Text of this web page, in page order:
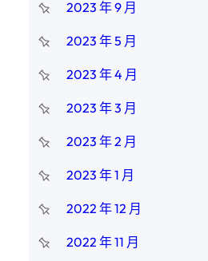
2023 年 9 月
2023 年 5 月
2023 年 4 月
2023 年 3 月
2023 年 2 月
2023 年 1 月
2022 年 12 月
2022 年 11 月